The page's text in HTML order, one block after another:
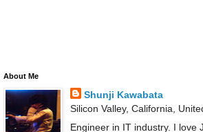
About Me
Shunji Kawabata
Silicon Valley, California,
Engineer in IT industry. I love